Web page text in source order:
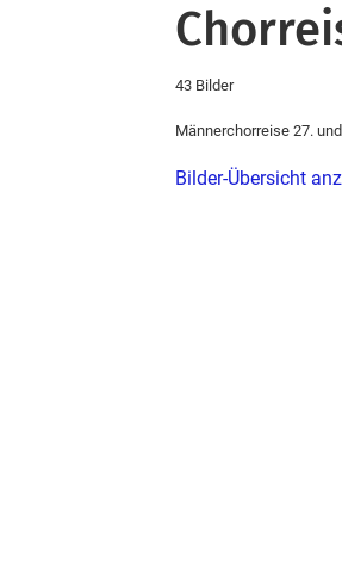
43 Bilder
Männerchorreise 27.
Bilder-Übersicht